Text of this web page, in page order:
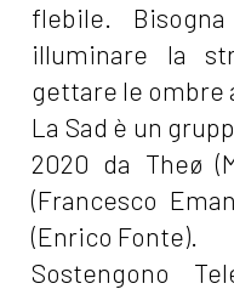
flebile.
illuminare la
gettare le ombre
La Sad è un
2020 da Theø
(Francesco
(Enrico Fonte).
Sostengono